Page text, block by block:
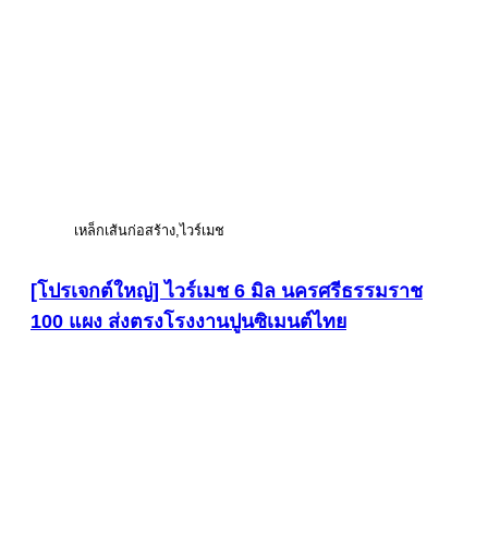
เหล็กเส้นก่อสร้าง ไวร์เมช
[โปรเจกต์ใหญ่] ไวร์เมช 6 มิล นครศรีธรรมราช
100 แผง ส่งตรงโรงงานปูนซิเมนต์ไทย